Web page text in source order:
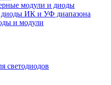
модули и диоды
ИК и УФ диапазона
и модули
светодиодов